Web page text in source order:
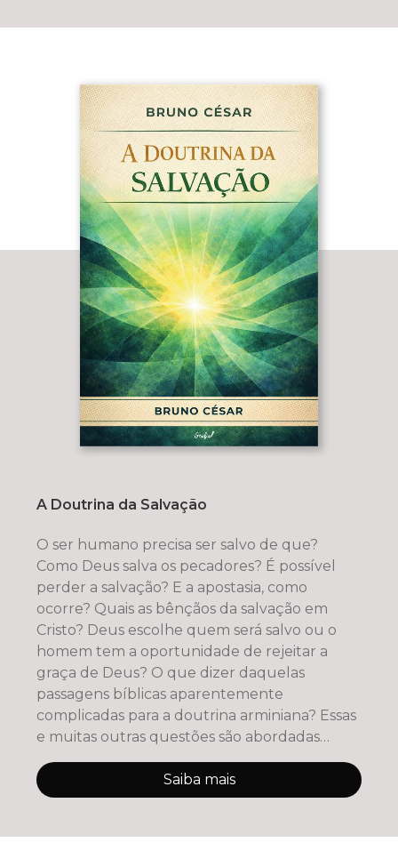
A Doutrina da Salvação
O ser humano precisa ser salvo de que?
Como Deus salva os pecadores? É possível
perder a salvação? E a apostasia, como
ocorre? Quais as bênçãos da salvação em
Cristo? Deus escolhe quem será salvo ou o
homem tem a oportunidade de rejeitar a
graça de Deus? O que dizer daquelas
passagens bíblicas aparentemente
complicadas para a doutrina arminiana? Essas
e muitas outras questões são abordadas
Saiba mais